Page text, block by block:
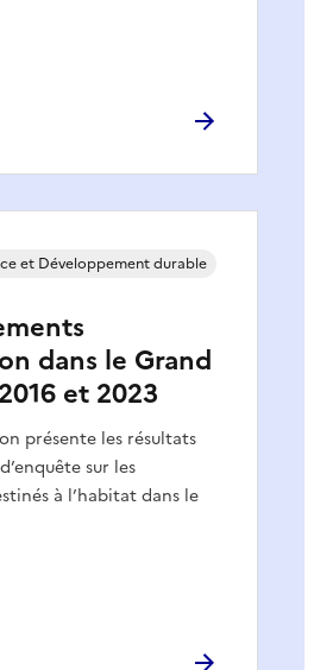
dans le Grand
et 2023
présente les résultats
sur les
à l’habitat dans le
et Développement durable